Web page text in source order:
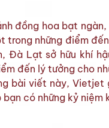
đồng hoa bạt
những điểm
Đà Lạt sở hữu khí
đến lý tưởng cho
bài viết này,
có những kỷ niệm